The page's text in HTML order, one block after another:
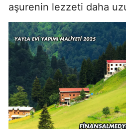
aşurenin lezzeti daha